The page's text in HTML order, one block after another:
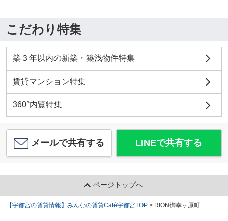
こだわり特集
築３年以内の新築・築浅物件特集
賃貸マンション特集
360°内覧特集
メールで共有する LINEで共有する
ページトップへ
【宇都宮の賃貸情報】みんなの賃貸Café宇都宮TOP > RION御幸ヶ原町